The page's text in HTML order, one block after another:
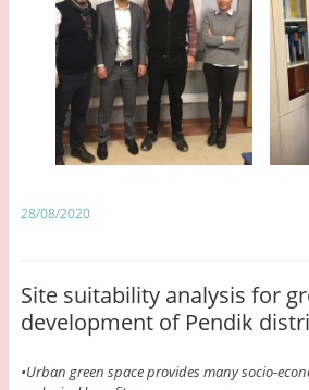
28/08/2020
Site suitability analysis for
development of Pendik
•Urban green space provides many socio-